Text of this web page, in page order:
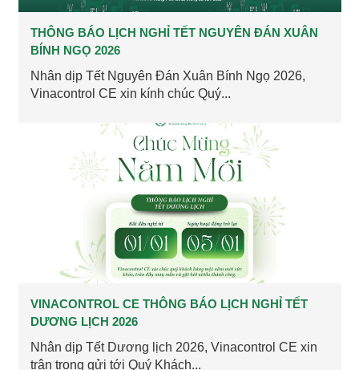
THÔNG BÁO LỊCH NGHỈ TẾT NGUYÊN ĐÁN XUÂN
BÍNH NGỌ 2026
Nhân dịp Tết Nguyên Đán Xuân Bính Ngọ 2026,
Vinacontrol CE xin kính chúc Quý...
VINACONTROL CE THÔNG BÁO LỊCH NGHỈ TẾT
DƯƠNG LỊCH 2026
Nhân dịp Tết Dương lịch 2026, Vinacontrol CE xin
trân trọng gửi tới Quý Khách...